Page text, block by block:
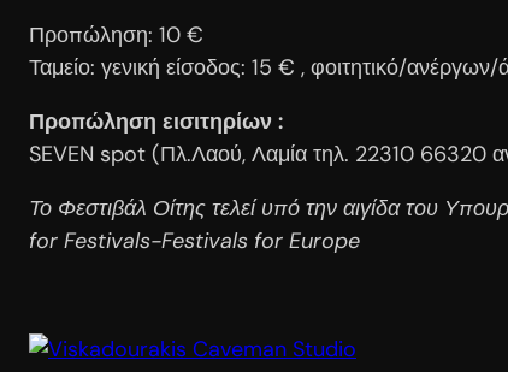
Προπώληση: 10 €
Ταμείο: γενική είσοδος: 15 € , φοιτητικό/
Προπώληση εισιτηρίων :
SEVEN spot (Πλ.Λαού, Λαμία τηλ. 22310 66320
Το Φεστιβάλ Οίτης τελεί υπό την αιγίδα του
for Festivals-Festivals for Europe